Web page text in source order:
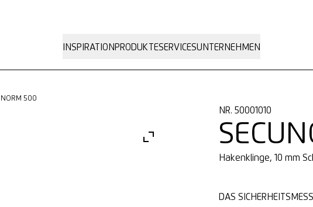
INSPIRATION PRODUKTESERVICESUNTERNEHMEN
500
NR. 50001010
Hakenklinge, 10 mm
DAS